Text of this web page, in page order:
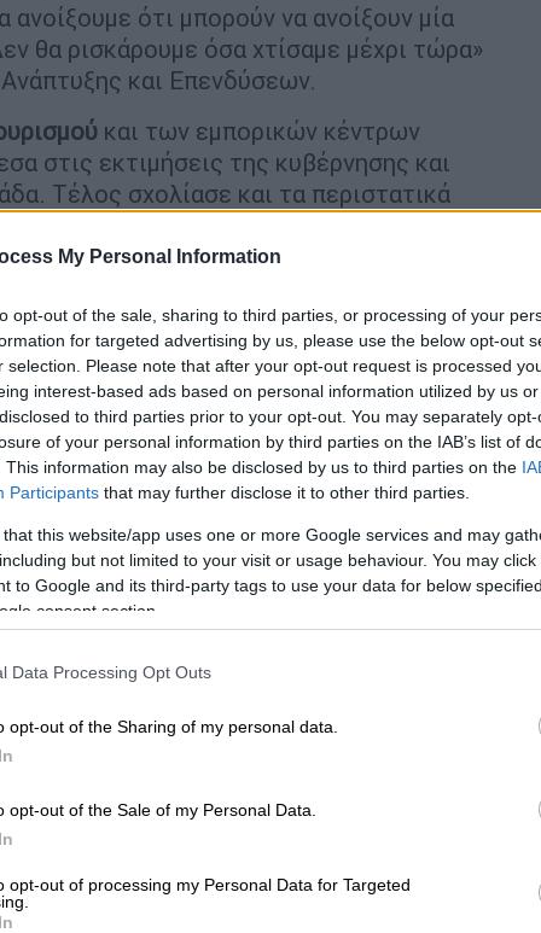
My Personal Information
opt-out of the sale, sharing to third parties, or processing of your
for targeted advertising by us, please use the below opt-out
selection. Please note that after your opt-out request is processed
interest-based ads based on personal information utilized by us
to third parties prior to your opt-out. You may separately
of your personal information by third parties on the IAB’s list of
This information may also be disclosed by us to third parties on the
Participants that may further disclose it to other third parties.
that this website/app uses one or more Google services and may
but not limited to your visit or usage behaviour. You may
to Google and its third-party tags to use your data for below
consent section.
Data Processing Opt Outs
opt-out of the Sharing of my personal data.
opt-out of the Sale of my Personal Data.
opt-out of processing my Personal Data for Targeted
ότι μπορούν να ανοίξουν μία
θα ρισκάρουμε όσα χτίσαμε μέχρι τώρα»
και Επενδύσεων.
και των εμπορικών κέντρων
στις εκτιμήσεις της κυβέρνησης και
Τέλος σχολίασε και τα περιστατικά
των ελέγχων και της
για τουρισμό και εστίαση
Ανάπτυξης Νίκο Παπαθανάσηκαι
καταστήματα στην Καλλιθέακαι
πόσο μπορούν να λειτουργήσουν τα
ανθρώπους που έκαναν τη διαμαρτυρία
μέρες θα ανακοινώσουμε ειδικό μέτρο
και την εστίαση. Θα υπάρξει πακέτο
άλλα κίνητρα που θα επιτρέψουν στις
ο κ. Γεωργιάδης.
τον τουρισμό
προορισμό για το
αν και όσοι ασχολούνται με τον
συμφωνία αυτή την περίοδο. Και
αεροπλάνα, πτήσεις. Είμαστε σε ένα
ότι εάν ο τουρισμός ξεκινήσει σε
θα βρίσκεται στις πρώτες θέσεις. Αυτό
ρεύμα δημιουργηθεί φέτος θα